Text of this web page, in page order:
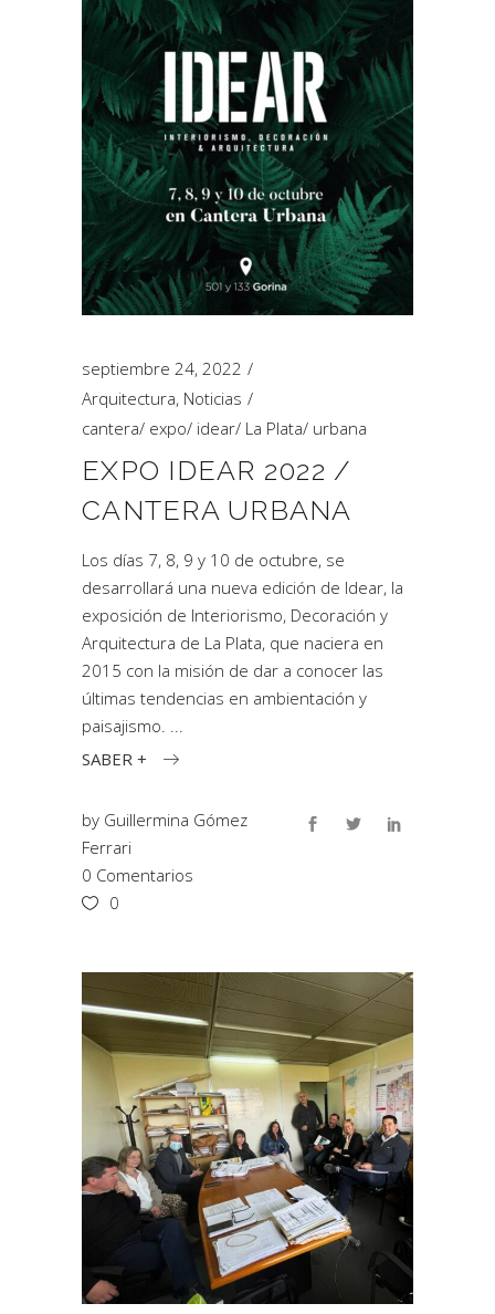
septiembre 24, 2022
Arquitectura, Noticias
cantera/ expo/ idear/ La Plata/ urbana
EXPO IDEAR 2022 /
CANTERA URBANA
Los días 7, 8, 9 y 10 de octubre, se
desarrollará una nueva edición de Idear, la
exposición de Interiorismo, Decoración y
Arquitectura de La Plata, que naciera en
2015 con la misión de dar a conocer las
últimas tendencias en ambientación y
paisajismo.
SABER +
by Guillermina Gómez
Ferrari
0 Comentarios
0